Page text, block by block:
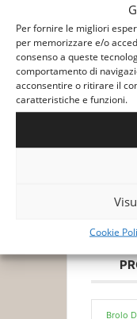
Per fornire le migliori
per memorizzare e/o
consenso a queste
comportamento di
acconsentire o ritirare il
caratteristiche e funzioni.
Cookie
+
Brolo